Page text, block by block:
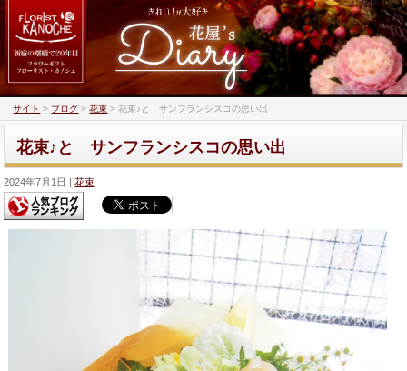
サイト > ブログ >花束 >花束♪と サンフランシスコの思い出
花束♪と サンフランシスコの思い出
2024年7月1日 花束